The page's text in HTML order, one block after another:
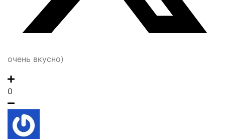
очень вкусно)
0